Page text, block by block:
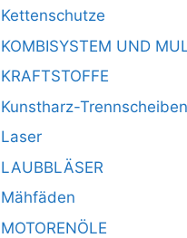
Kettenschutze
KOMBISYSTEM UND
KRAFTSTOFFE
Kunstharz-Trennscheiben
Laser
LAUBBLÄSER
Mähfäden
MOTORENÖLE